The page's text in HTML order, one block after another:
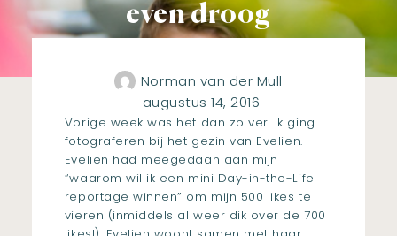
even droog
Norman van der Mull
augustus 14, 2016
Vorige week was het dan zo ver. Ik ging
fotograferen bij het gezin van Evelien.
Evelien had meegedaan aan mijn
“waarom wil ik een mini Day-in-the-Life
reportage winnen” om mijn 500 likes te
vieren (inmiddels al weer dik over de 700